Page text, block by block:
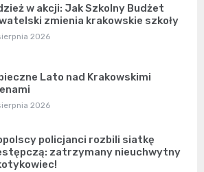
w akcji: Jak Szkolny Budżet
zmienia krakowskie szkoły
2026
Lato nad Krakowskimi
2026
policjanci rozbili siatkę
zatrzymany nieuchwytny